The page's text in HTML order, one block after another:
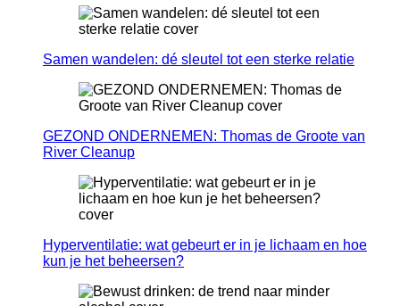
Samen wandelen: dé sleutel tot een sterke relatie
GEZOND ONDERNEMEN: Thomas de Groote van
River Cleanup
Hyperventilatie: wat gebeurt er in je lichaam en hoe
kun je het beheersen?